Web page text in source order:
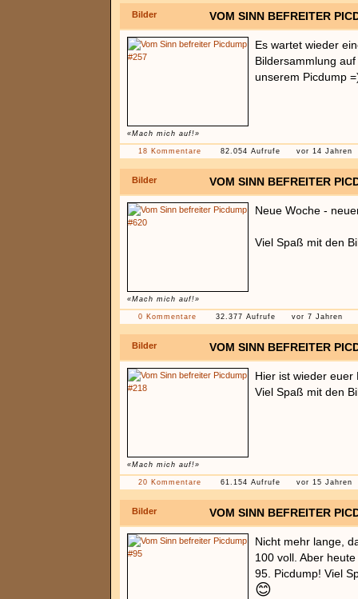
Bilder VOM SINN BEFREITER
«Mach mich auf!»
Es wartet wieder
Bildersammlung
unserem Picdump
18 Kommentare 82.054 Aufrufe vor 14 Jahren
Bilder VOM SINN BEFREITER
«Mach mich auf!»
Neue Woche -
Viel Spaß mit den
0 Kommentare 32.377 Aufrufe vor 7 Jahren
Bilder VOM SINN BEFREITER
«Mach mich auf!»
Hier ist wieder euer
Viel Spaß mit den
20 Kommentare 61.154 Aufrufe vor 15 Jahren
Bilder VOM SINN BEFREITER
Nicht mehr lange,
100 voll. Aber
95. Picdump! Viel
😊